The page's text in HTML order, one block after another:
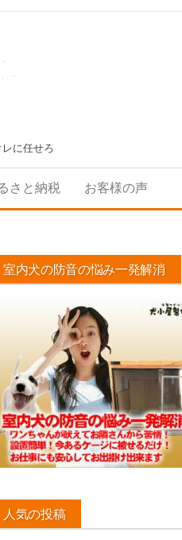
に任せろ
さと納税 お客様の声
室内犬の防音の悩み一発解消
人気の投稿